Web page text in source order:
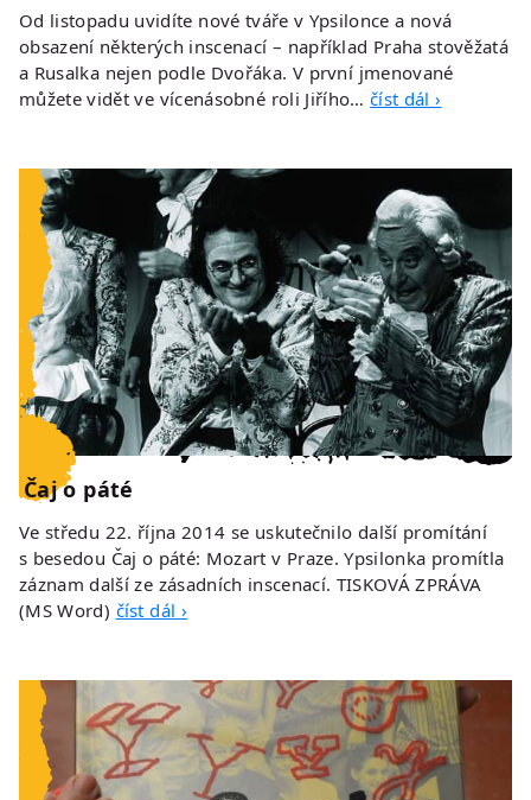
Od listopadu uvidíte nové tváře v Ypsilonce a nová
obsazení některých inscenací – například Praha stověžatá
a Rusalka nejen podle Dvořáka. V první jmenované
můžete vidět ve vícenásobné roli Jiřího…číst dál ›
Čaj o páté
Ve středu 22. října 2014 se uskutečnilo další promítání
s besedou Čaj o páté: Mozart v Praze. Ypsilonka promítla
záznam další ze zásadních inscenací. TISKOVÁ ZPRÁVA
(MS Word) číst dál ›